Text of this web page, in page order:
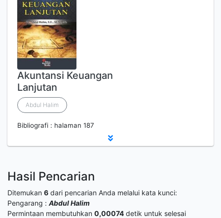
Akuntansi Keuangan
Lanjutan
Abdul Halim
Bibliografi : halaman 187
Hasil Pencarian
Ditemukan 6 dari pencarian Anda melalui kata kunci:
Pengarang : Abdul Halim
Permintaan membutuhkan 0,00074 detik untuk selesai